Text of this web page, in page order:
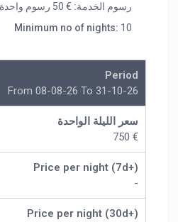
رسوم الخدمة: € 50 رسوم واحدة
Minimum no of nights: 10
Period
From 08-08-26 To 31-10-26
سعر الليلة الواحدة
€ 750
Price per night (7d+)
-
Price per night (30d+)